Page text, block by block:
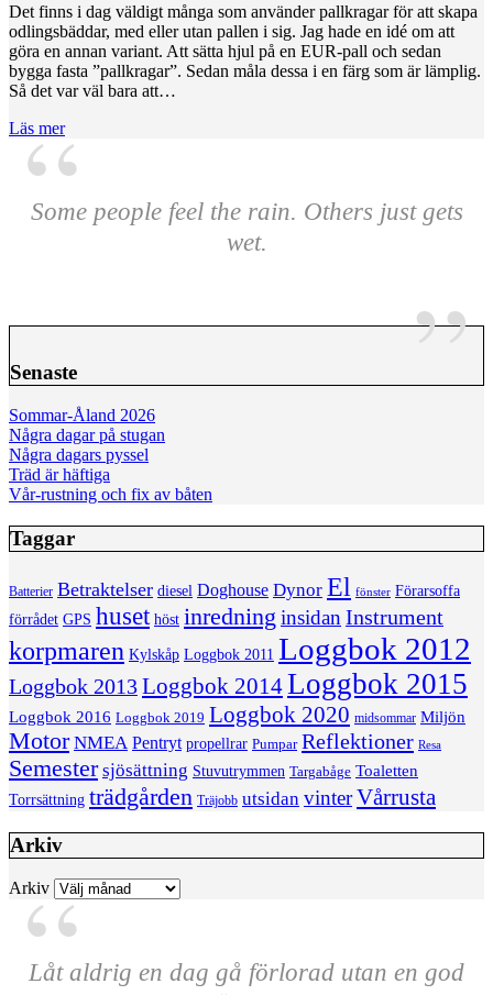
Det finns i dag väldigt många som använder pallkragar för att skapa
odlingsbäddar, med eller utan pallen i sig. Jag hade en idé om att
göra en annan variant. Att sätta hjul på en EUR-pall och sedan
bygga fasta ”pallkragar”. Sedan måla dessa i en färg som är lämplig.
Så det var väl bara att…
Läs mer
Some people feel the rain. Others just gets
wet.
Senaste
Sommar-Åland 2026
Några dagar på stugan
Några dagars pyssel
Träd är häftiga
Vår-rustning och fix av båten
Taggar
Batterier Betraktelser diesel Doghouse Dynor El fönster Förarsoffa
förrådet GPS huset höst inredning insidan Instrument
korpmaren Kylskåp Loggbok 2011 Loggbok 2012
Loggbok 2013Loggbok 2014Loggbok 2015
Loggbok 2016 Loggbok 2019 Loggbok 2020 midsommar Miljön
Motor NMEA Pentryt propellrar Pumpar Reflektioner Resa
Semester sjösättning Stuvutrymmen Targabåge Toaletten
Torrsättning trädgården Träjobb utsidan vinterVårrusta
Arkiv
Arkiv
Låt aldrig en dag gå förlorad utan en god